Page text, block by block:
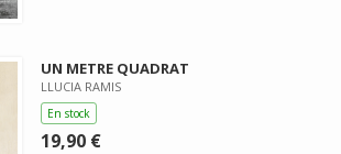
UN METRE QUADRAT
LLUCIA RAMIS
En stock
19,90 €